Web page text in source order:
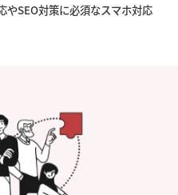
やSEO対策に必須なスマホ対応